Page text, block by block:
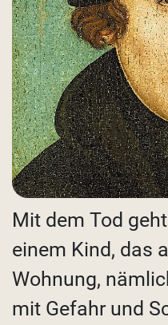
Mit dem Tod
einem Kind, das
Wohnung,
mit Gefahr und